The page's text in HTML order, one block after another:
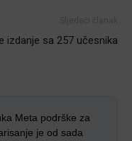
izdanje sa 257 učesnika
Meta podrške za
je od sada